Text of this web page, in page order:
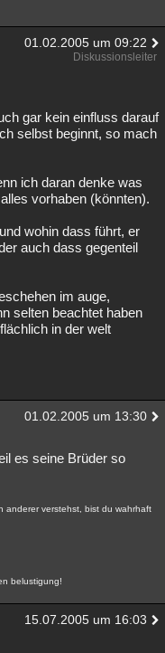
01.02.2005 um 09:22
Diskussionsleiter
gar kein einfluss darauf
selbst beginnt, so mach
ich daran denke was
vorhaben (könnten).
wohin dass führt, er
auch dass gegenteil
im auge,
selten beachtet haben
in der welt
01.02.2005 um 13:30
es seine Brüder so
anderer verstehst, bist du wahrhaft
belustigung!
15.07.2005 um 16:03